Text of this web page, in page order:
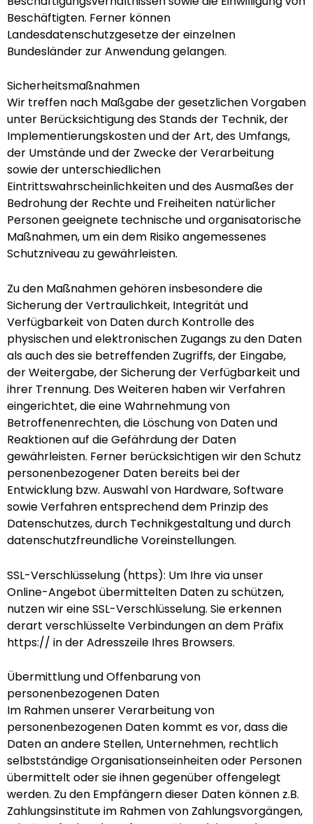
Beschäftigten. Ferner können
Landesdatenschutzgesetze der einzelnen
Bundesländer zur Anwendung gelangen.
Sicherheitsmaßnahmen
Wir treffen nach Maßgabe der gesetzlichen Vorgaben
unter Berücksichtigung des Stands der Technik, der
Implementierungskosten und der Art, des Umfangs,
der Umstände und der Zwecke der Verarbeitung
sowie der unterschiedlichen
Eintrittswahrscheinlichkeiten und des Ausmaßes der
Bedrohung der Rechte und Freiheiten natürlicher
Personen geeignete technische und organisatorische
Maßnahmen, um ein dem Risiko angemessenes
Schutzniveau zu gewährleisten.
Zu den Maßnahmen gehören insbesondere die
Sicherung der Vertraulichkeit, Integrität und
Verfügbarkeit von Daten durch Kontrolle des
physischen und elektronischen Zugangs zu den Daten
als auch des sie betreffenden Zugriffs, der Eingabe,
der Weitergabe, der Sicherung der Verfügbarkeit und
ihrer Trennung. Des Weiteren haben wir Verfahren
eingerichtet, die eine Wahrnehmung von
Betroffenenrechten, die Löschung von Daten und
Reaktionen auf die Gefährdung der Daten
gewährleisten. Ferner berücksichtigen wir den Schutz
personenbezogener Daten bereits bei der
Entwicklung bzw. Auswahl von Hardware, Software
sowie Verfahren entsprechend dem Prinzip des
Datenschutzes, durch Technikgestaltung und durch
datenschutzfreundliche Voreinstellungen.
SSL-Verschlüsselung (https): Um Ihre via unser
Online-Angebot übermittelten Daten zu schützen,
nutzen wir eine SSL-Verschlüsselung. Sie erkennen
derart verschlüsselte Verbindungen an dem Präfix
https:// in der Adresszeile Ihres Browsers.
Übermittlung und Offenbarung von
personenbezogenen Daten
Im Rahmen unserer Verarbeitung von
personenbezogenen Daten kommt es vor, dass die
Daten an andere Stellen, Unternehmen, rechtlich
selbstständige Organisationseinheiten oder Personen
übermittelt oder sie ihnen gegenüber offengelegt
werden. Zu den Empfängern dieser Daten können z.B.
Zahlungsinstitute im Rahmen von Zahlungsvorgängen,